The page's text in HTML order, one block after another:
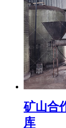
矿山合
库